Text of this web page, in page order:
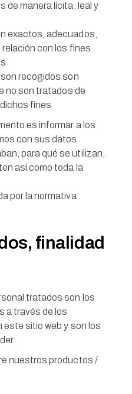
de manera lícita, leal y
exactos, adecuados,
con los fines
recogidos son
no son tratados de
fines
es informar a los
con sus datos
para qué se utilizan,
así como toda la
por la normativa
finalidad
tratados son los
a través de los
este sitio web y son los
nuestros productos /